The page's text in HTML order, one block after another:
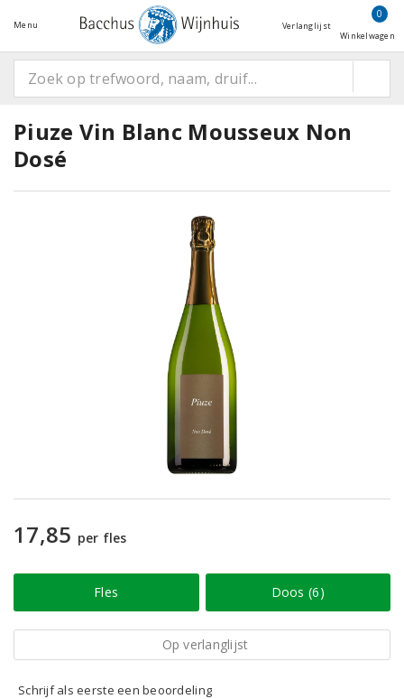
Menu Verlanglijst
0
Winkelwagen
Piuze Vin Blanc Mousseux Non
Dosé
17,85 per fles
Fles Doos (6)
Op verlanglijst
Schrijf als eerste een beoordeling